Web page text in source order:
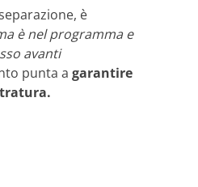
è
è nel programma e
avanti
punta a garantire